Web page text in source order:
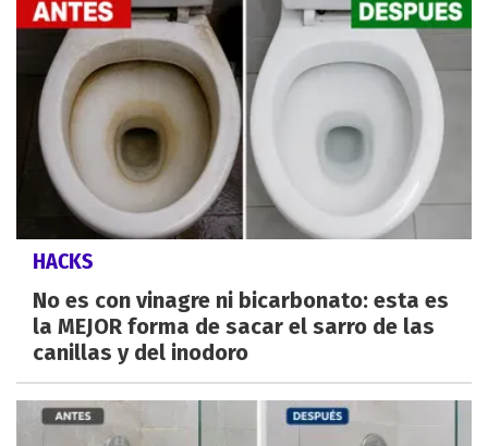
HACKS
No es con vinagre ni bicarbonato: esta es
la MEJOR forma de sacar el sarro de las
canillas y del inodoro